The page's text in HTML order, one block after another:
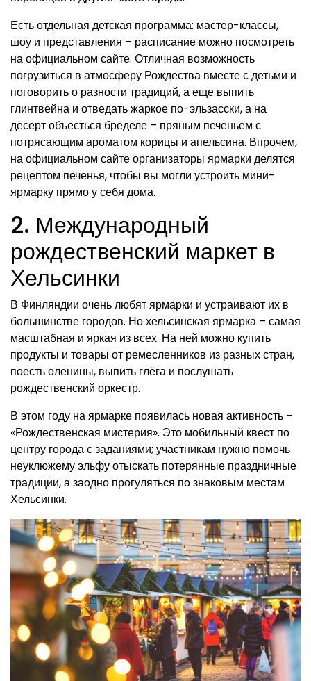
Есть отдельная детская программа: мастер-классы,
шоу и представления – расписание можно посмотреть
на официальном сайте. Отличная возможность
погрузиться в атмосферу Рождества вместе с детьми и
поговорить о разности традиций, а еще выпить
глинтвейна и отведать жаркое по-эльзасски, а на
десерт объесться бределе – пряным печеньем с
потрясающим ароматом корицы и апельсина. Впрочем,
на официальном сайте организаторы ярмарки делятся
рецептом печенья, чтобы вы могли устроить мини-
ярмарку прямо у себя дома.
2. Международный
рождественский маркет в
Хельсинки
В Финляндии очень любят ярмарки и устраивают их в
большинстве городов. Но хельсинская ярмарка – самая
масштабная и яркая из всех. На ней можно купить
продукты и товары от ремесленников из разных стран,
поесть оленины, выпить глёга и послушать
рождественский оркестр.
В этом году на ярмарке появилась новая активность –
«Рождественская мистерия». Это мобильный квест по
центру города с заданиями; участникам нужно помочь
неуклюжему эльфу отыскать потерянные праздничные
традиции, а заодно прогуляться по знаковым местам
Хельсинки.